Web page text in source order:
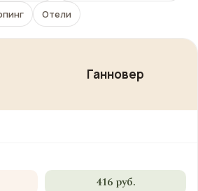
Отели
Ганновер
416 руб.